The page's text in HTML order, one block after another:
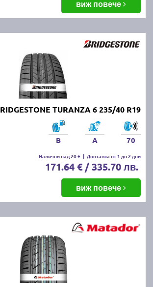
виж повече
TURANZA 6 235/40 R19
B A 70
Налични над 20 + | Доставка от 1 до 2 дни
171.64 € / 335.70 лв.
виж повече